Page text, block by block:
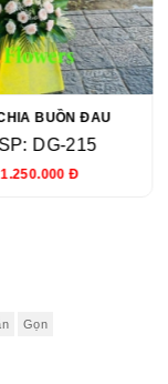
BUỒN ĐAU
DG-215
1.250.000 Đ
Gọn